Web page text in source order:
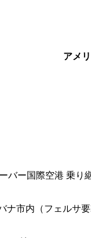
アメ
バー国際空港 乗
市内（フェルサ